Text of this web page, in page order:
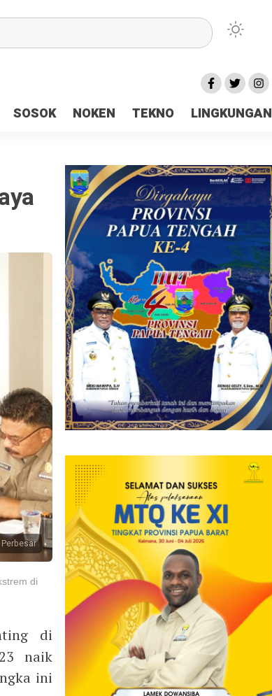
SOSOK NOKEN TEKNO LINGKUNGAN
di Deklarasi Pemilu Ceria Tanah Papua
Deposit Kas Daerah Rp23 Miliar Disorot
Perbesar
di
di
naik
ini